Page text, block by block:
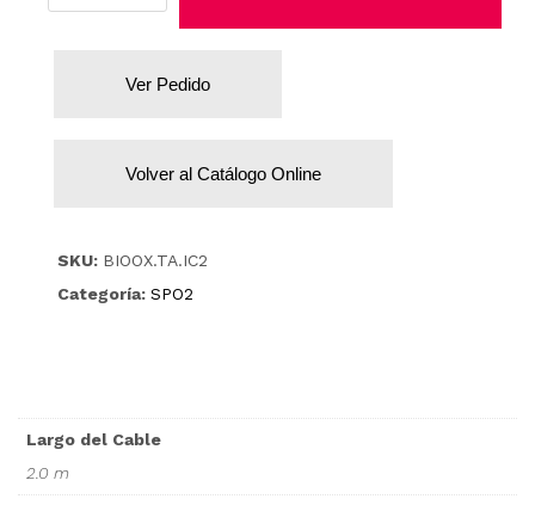
Ver Pedido
Volver al Catálogo Online
SKU: BIOOX.TA.IC2
Categoría: SPO2
Largo del Cable
2.0 m